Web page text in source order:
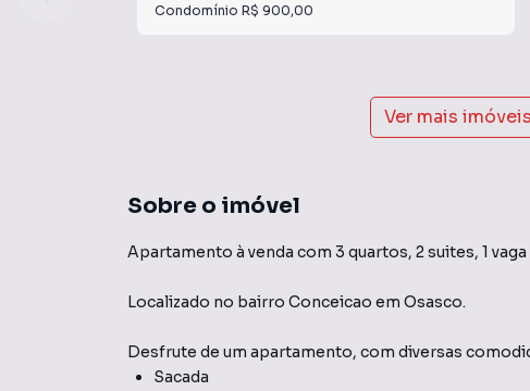
Condomínio R$ 900,00
Ver mais
Sobre o imóvel
Apartamento à venda com 3 quartos, 2 suites, 1
Localizado no bairro Conceicao em Osasco.
Desfrute de um apartamento, com diversas
Sacada